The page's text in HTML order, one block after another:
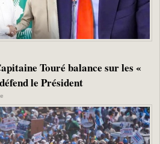
Touré balance sur les «
le Président